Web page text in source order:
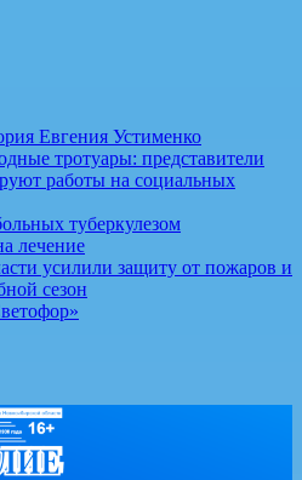
Евгения Устименко
тротуары: представители
работы на социальных
туберкулезом
лечение
усилили защиту от пожаров и
сезон